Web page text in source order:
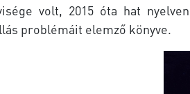
volt, 2015 óta hat
problémáit elemző könyve.